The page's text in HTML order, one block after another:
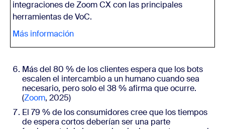
integraciones de Zoom CX con las principales
herramientas de VoC.
Más información
Más del 80 % de los clientes espera que los bots
escalen el intercambio a un humano cuando sea
necesario, pero solo el 38 % afirma que ocurre.
(Zoom, 2025)
El 79 % de los consumidores cree que los tiempos
de espera cortos deberían ser una parte